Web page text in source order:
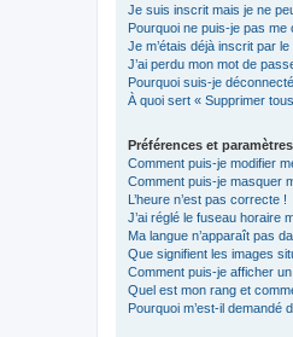
Je suis inscrit mais je ne
Pourquoi ne puis-je pas me
Je m’étais déjà inscrit par
J’ai perdu mon mot de
Pourquoi suis-je
À quoi sert « Supprimer
Préférences et
Comment puis-je modifier
Comment puis-je masquer
L’heure n’est pas correcte !
J’ai réglé le fuseau horaire
Ma langue n’apparaît pas
Que signifient les images
Comment puis-je afficher
Quel est mon rang et
Pourquoi m’est-il demandé